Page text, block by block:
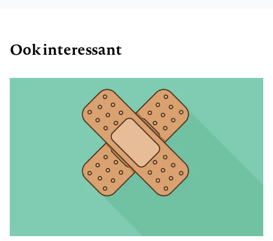
Ook interessant